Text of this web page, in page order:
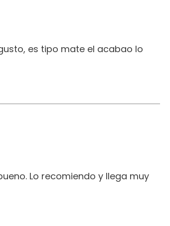
es tipo mate el acabao lo
Lo recomiendo y llega muy